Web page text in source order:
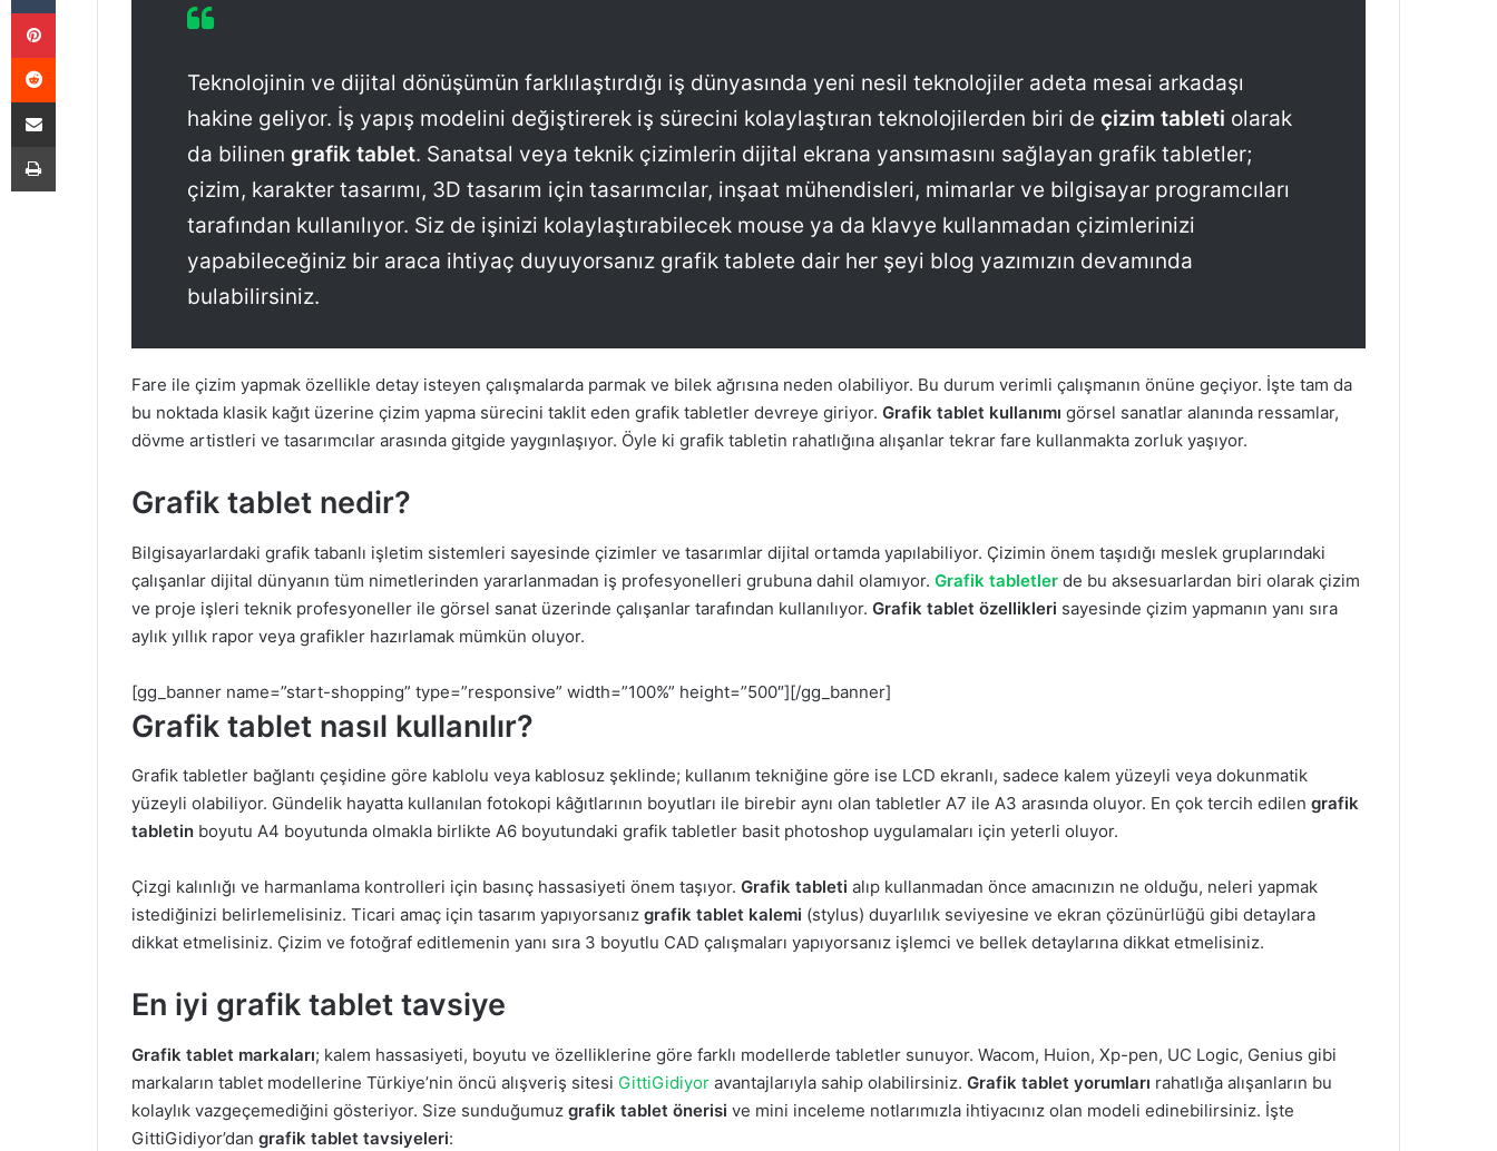
Teknolojinin ve dijital dönüşümün farklılaştırdığı iş dünyasında yeni nesil teknolojiler adeta mesai arkadaşı
hakine geliyor. İş yapış modelini değiştirerek iş sürecini kolaylaştıran teknolojilerden biri de çizim tableti olarak
da bilinen grafik tablet. Sanatsal veya teknik çizimlerin dijital ekrana yansımasını sağlayan grafik tabletler;
çizim, karakter tasarımı, 3D tasarım için tasarımcılar, inşaat mühendisleri, mimarlar ve bilgisayar programcıları
tarafından kullanılıyor. Siz de işinizi kolaylaştırabilecek mouse ya da klavye kullanmadan çizimlerinizi
yapabileceğiniz bir araca ihtiyaç duyuyorsanız grafik tablete dair her şeyi blog yazımızın devamında
bulabilirsiniz.
Fare ile çizim yapmak özellikle detay isteyen çalışmalarda parmak ve bilek ağrısına neden olabiliyor. Bu durum verimli çalışmanın önüne geçiyor. İşte tam da
bu noktada klasik kağıt üzerine çizim yapma sürecini taklit eden grafik tabletler devreye giriyor. Grafik tablet kullanımı görsel sanatlar alanında ressamlar,
dövme artistleri ve tasarımcılar arasında gitgide yaygınlaşıyor. Öyle ki grafik tabletin rahatlığına alışanlar tekrar fare kullanmakta zorluk yaşıyor.
Grafik tablet nedir?
Bilgisayarlardaki grafik tabanlı işletim sistemleri sayesinde çizimler ve tasarımlar dijital ortamda yapılabiliyor. Çizimin önem taşıdığı meslek gruplarındaki
çalışanlar dijital dünyanın tüm nimetlerinden yararlanmadan iş profesyonelleri grubuna dahil olamıyor. Grafik tabletler de bu aksesuarlardan biri olarak çizim
ve proje işleri teknik profesyoneller ile görsel sanat üzerinde çalışanlar tarafından kullanılıyor. Grafik tablet özellikleri sayesinde çizim yapmanın yanı sıra
aylık yıllık rapor veya grafikler hazırlamak mümkün oluyor.
[gg_banner name=”start-shopping” type=”responsive” width=”100%” height=”500″][/gg_banner]
Grafik tablet nasıl kullanılır?
Grafik tabletler bağlantı çeşidine göre kablolu veya kablosuz şeklinde; kullanım tekniğine göre ise LCD ekranlı, sadece kalem yüzeyli veya dokunmatik
yüzeyli olabiliyor. Gündelik hayatta kullanılan fotokopi kâğıtlarının boyutları ile birebir aynı olan tabletler A7 ile A3 arasında oluyor. En çok tercih edilen grafik
tabletin boyutu A4 boyutunda olmakla birlikte A6 boyutundaki grafik tabletler basit photoshop uygulamaları için yeterli oluyor.
Çizgi kalınlığı ve harmanlama kontrolleri için basınç hassasiyeti önem taşıyor. Grafik tableti alıp kullanmadan önce amacınızın ne olduğu, neleri yapmak
istediğinizi belirlemelisiniz. Ticari amaç için tasarım yapıyorsanız grafik tablet kalemi (stylus) duyarlılık seviyesine ve ekran çözünürlüğü gibi detaylara
dikkat etmelisiniz. Çizim ve fotoğraf editlemenin yanı sıra 3 boyutlu CAD çalışmaları yapıyorsanız işlemci ve bellek detaylarına dikkat etmelisiniz.
En iyi grafik tablet tavsiye
Grafik tablet markaları; kalem hassasiyeti, boyutu ve özelliklerine göre farklı modellerde tabletler sunuyor. Wacom, Huion, Xp-pen, UC Logic, Genius gibi
markaların tablet modellerine Türkiye’nin öncü alışveriş sitesi GittiGidiyor avantajlarıyla sahip olabilirsiniz. Grafik tablet yorumları rahatlığa alışanların bu
kolaylık vazgeçemediğini gösteriyor. Size sunduğumuz grafik tablet önerisi ve mini inceleme notlarımızla ihtiyacınız olan modeli edinebilirsiniz. İşte
GittiGidiyor’dan grafik tablet tavsiyeleri:
Pinterest
Reddit
E-Posta ile paylaş